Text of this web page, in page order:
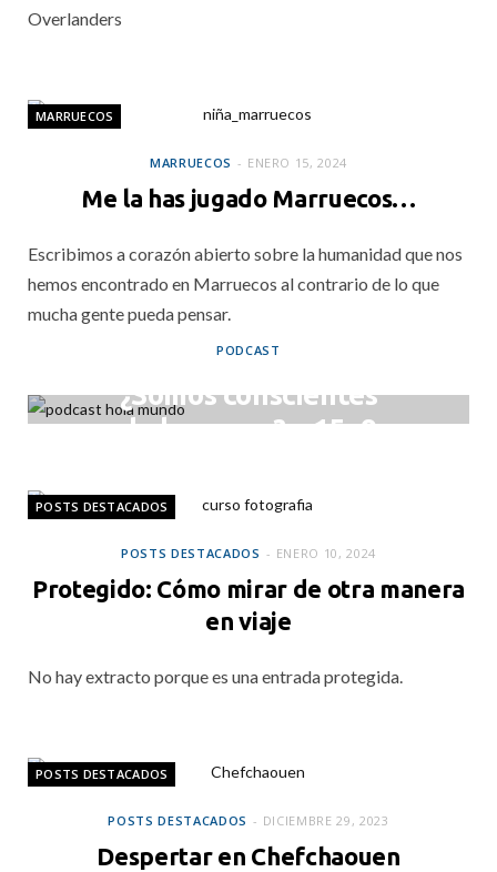
Overlanders
MARRUECOS
MARRUECOS ENERO 15, 2024
Me la has jugado Marruecos…
Escribimos a corazón abierto sobre la humanidad que nos
hemos encontrado en Marruecos al contrario de lo que
mucha gente pueda pensar.
PODCAST
¿Somos conscientes
de las cosas? – 15×9
POSTS DESTACADOS
POSTS DESTACADOS ENERO 10, 2024
Protegido: Cómo mirar de otra manera
en viaje
No hay extracto porque es una entrada protegida.
POSTS DESTACADOS
POSTS DESTACADOS DICIEMBRE 29, 2023
Despertar en Chefchaouen